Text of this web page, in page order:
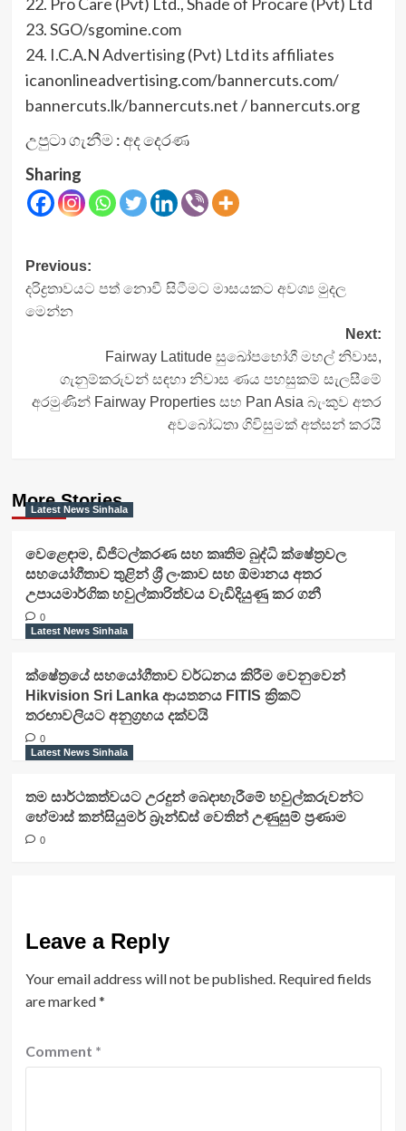
23. SGO/sgomine.com
24. I.C.A.N Advertising (Pvt) Ltd its affiliates
icanonlineadvertising.com/bannercuts.com/
bannercuts.lk/bannercuts.net / bannercuts.org
උපුටා ගැනීම : අද දෙරණ
Sharing
Post
navigation
Previous:
දරිද්‍රතාවයට පත් නොවී සිටීමට මාසයකට අවශ්‍ය මුදල
මෙන්න
Next:
Fairway Latitude සුඛෝපභෝගී මහල් නිවාස,
ගැනුම්කරුවන් සඳහා නිවාස ණය පහසුකම් සැලසීමේ
අරමුණින් Fairway Properties සහ Pan Asia බැංකුව අතර
අවබෝධතා ගිවිසුමක් අත්සන් කරයි
More Stories
Latest News Sinhala
වෙළෙඳාම, ඩිජිටල්කරණ සහ කෘතිම බුද්ධි ක්ෂේත්‍රවල
සහයෝගීතාව තුළින් ශ්‍රී ලංකාව සහ ඕමානය අතර
උපායමාර්ගික හවුල්කාරිත්වය වැඩිදියුණු කර ගනී
0
Latest News Sinhala
ක්ෂේත්‍රයේ සහයෝගීතාව වර්ධනය කිරීම වෙනුවෙන්
Hikvision Sri Lanka ආයතනය FITIS ක්‍රිකට්
තරඟාවලියට අනුග්‍රහය දක්වයි
0
Latest News Sinhala
තම සාර්ථකත්වයට උරදුන් බෙදාහැරීමේ හවුල්කරුවන්ට
හේමාස් කන්සියුමර් බ්‍රෑන්ඩ්ස් වෙතින් උණුසුම් ප්‍රණාම
0
Leave a Reply
Your email address will not be published. Required fields
are marked*
Comment *